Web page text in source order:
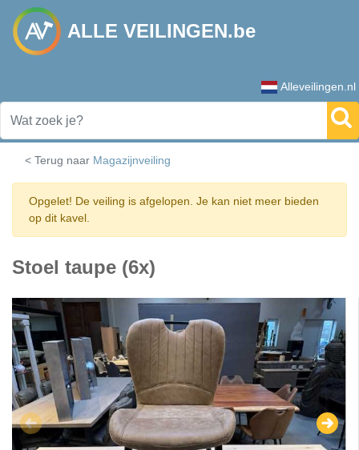
ALLE VEILINGEN.be
Alleveilingen.nl
< Terug naar Magazijnveiling
Opgelet! De veiling is afgelopen. Je kan niet meer bieden
op dit kavel.
Stoel taupe (6x)